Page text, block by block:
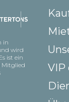
in
wird
ist ein
Mitglied
VIP